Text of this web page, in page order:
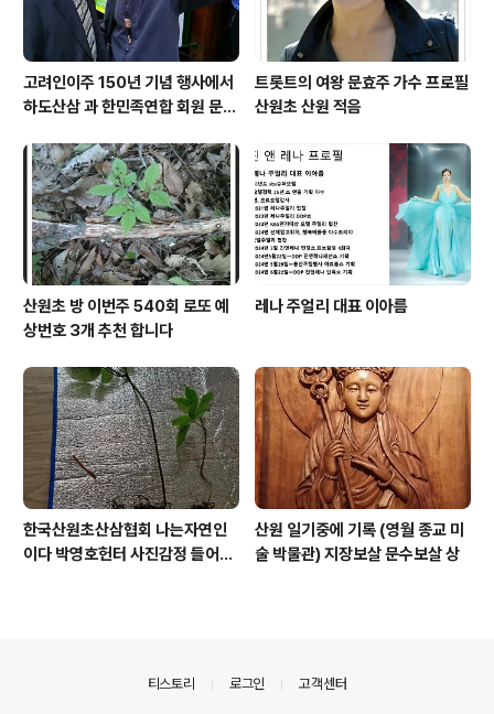
고려인이주 150년 기념 행사에서
하도산삼 과 한민족연합 회원 문효
트롯트의 여왕 문효주 가수 프로필
산원초 산원 적음
산원초 방 이번주 540회 로또 예
상번호 3개 추천 합니다
레나 주얼리 대표 이아름
한국산원초산삼협회 나는자연인
이다 박영호헌터 사진감정 들어운
산원 일기중에 기록 (영월 종교 미
술 박물관) 지장보살 문수보살 상
티스토리 로그인 고객센터